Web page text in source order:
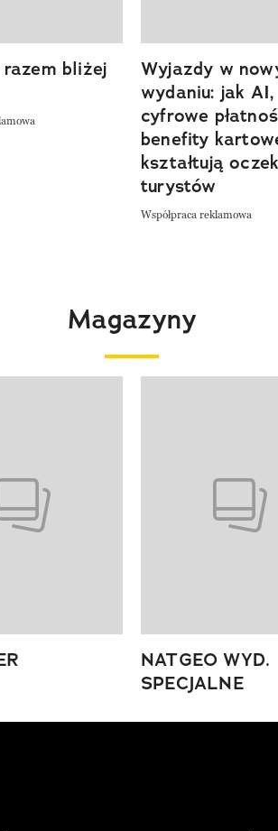
bliżej
Wyjazdy w
wydaniu: jak AI,
cyfrowe
benefity
kształtują
turystów
Współpraca reklamowa
Magazyny
NATGEO WYD.
SPECJALNE
on Rss